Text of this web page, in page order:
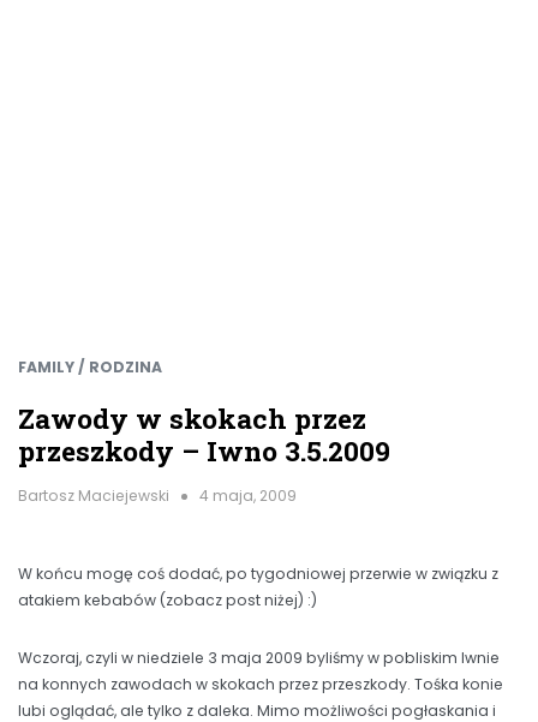
FAMILY / RODZINA
Zawody w skokach przez
przeszkody – Iwno 3.5.2009
Bartosz Maciejewski 4 maja, 2009
W końcu mogę coś dodać, po tygodniowej przerwie w związku z
atakiem kebabów (zobacz post niżej) :)
Wczoraj, czyli w niedziele 3 maja 2009 byliśmy w pobliskim Iwnie
na konnych zawodach w skokach przez przeszkody. Tośka konie
lubi oglądać, ale tylko z daleka. Mimo możliwości pogłaskania i